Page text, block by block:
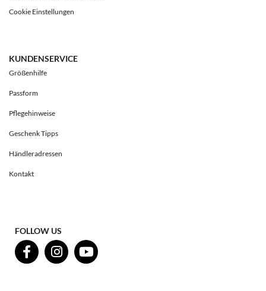
Cookie Einstellungen
KUNDENSERVICE
Größenhilfe
Passform
Pflegehinweise
Geschenk Tipps
Händleradressen
Kontakt
FOLLOW US